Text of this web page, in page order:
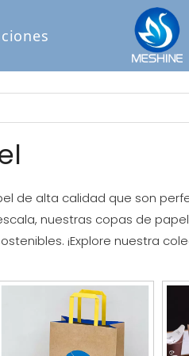
de alta calidad que son
nuestras copas de
¡Explore nuestra